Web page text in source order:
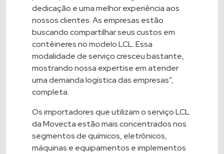
dedicação e uma melhor experiência aos
nossos clientes. As empresas estão
buscando compartilhar seus custos em
contêineres no modelo LCL. Essa
modalidade de serviço cresceu bastante,
mostrando nossa expertise em atender
uma demanda logística das empresas”,
completa.
Os importadores que utilizam o serviço LCL
da Movecta estão mais concentrados nos
segmentos de químicos, eletrônicos,
máquinas e equipamentos e implementos